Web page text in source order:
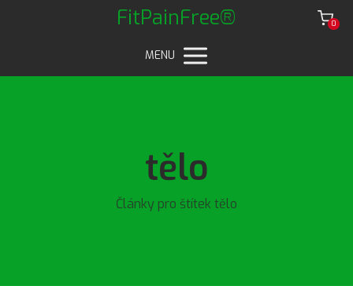
FitPainFree® 0
MENU
tělo
Články pro štítek tělo